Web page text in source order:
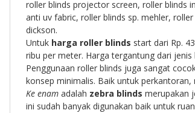
roller blinds projector screen, roller blinds
anti uv fabric, roller blinds sp. mehler,
dickson.
Untuk harga roller blinds start dari Rp.
ribu per meter. Harga tergantung dari
Penggunaan roller blinds juga sangat
konsep minimalis. Baik untuk
Ke enamadalah zebra blinds merupakan
ini sudah banyak digunakan baik untuk